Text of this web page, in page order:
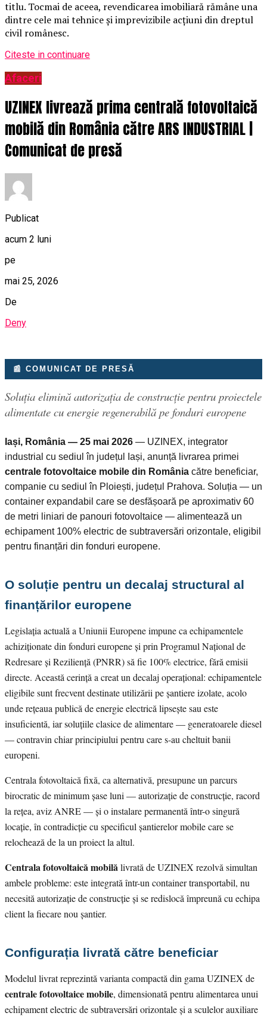
titlu. Tocmai de aceea, revendicarea imobiliară rămâne una
dintre cele mai tehnice și imprevizibile acțiuni din dreptul
civil românesc.
Citeste in continuare
Afaceri
UZINEX livrează prima centrală fotovoltaică
mobilă din România către ARS INDUSTRIAL |
Comunicat de presă
Publicat
acum 2 luni
pe
mai 25, 2026
De
Deny
📰 COMUNICAT DE PRESĂ
Soluția elimină autorizația de construcție pentru proiectele
alimentate cu energie regenerabilă pe fonduri europene
Iași, România — 25 mai 2026 — UZINEX, integrator
industrial cu sediul în județul Iași, anunță livrarea primei
centrale fotovoltaice mobile din România către beneficiar,
companie cu sediul în Ploiești, județul Prahova. Soluția — un
container expandabil care se desfășoară pe aproximativ 60
de metri liniari de panouri fotovoltaice — alimentează un
echipament 100% electric de subtraversări orizontale, eligibil
pentru finanțări din fonduri europene.
O soluție pentru un decalaj structural al
finanțărilor europene
Legislația actuală a Uniunii Europene impune ca echipamentele
achiziționate din fonduri europene și prin Programul Național de
Redresare și Reziliență (PNRR) să fie 100% electrice, fără emisii
directe. Această cerință a creat un decalaj operațional: echipamentele
eligibile sunt frecvent destinate utilizării pe șantiere izolate, acolo
unde rețeaua publică de energie electrică lipsește sau este
insuficientă, iar soluțiile clasice de alimentare — generatoarele diesel
— contravin chiar principiului pentru care s-au cheltuit banii
europeni.
Centrala fotovoltaică fixă, ca alternativă, presupune un parcurs
birocratic de minimum șase luni — autorizație de construcție, racord
la rețea, aviz ANRE — și o instalare permanentă într-o singură
locație, în contradicție cu specificul șantierelor mobile care se
relochează de la un proiect la altul.
Centrala fotovoltaică mobilălivrată de UZINEX rezolvă simultan
ambele probleme: este integrată într-un container transportabil, nu
necesită autorizație de construcție și se redislocă împreună cu echipa
client la fiecare nou șantier.
Configurația livrată către beneficiar
Modelul livrat reprezintă varianta compactă din gama UZINEX de
centrale fotovoltaice mobile, dimensionată pentru alimentarea unui
echipament electric de subtraversări orizontale și a sculelor auxiliare